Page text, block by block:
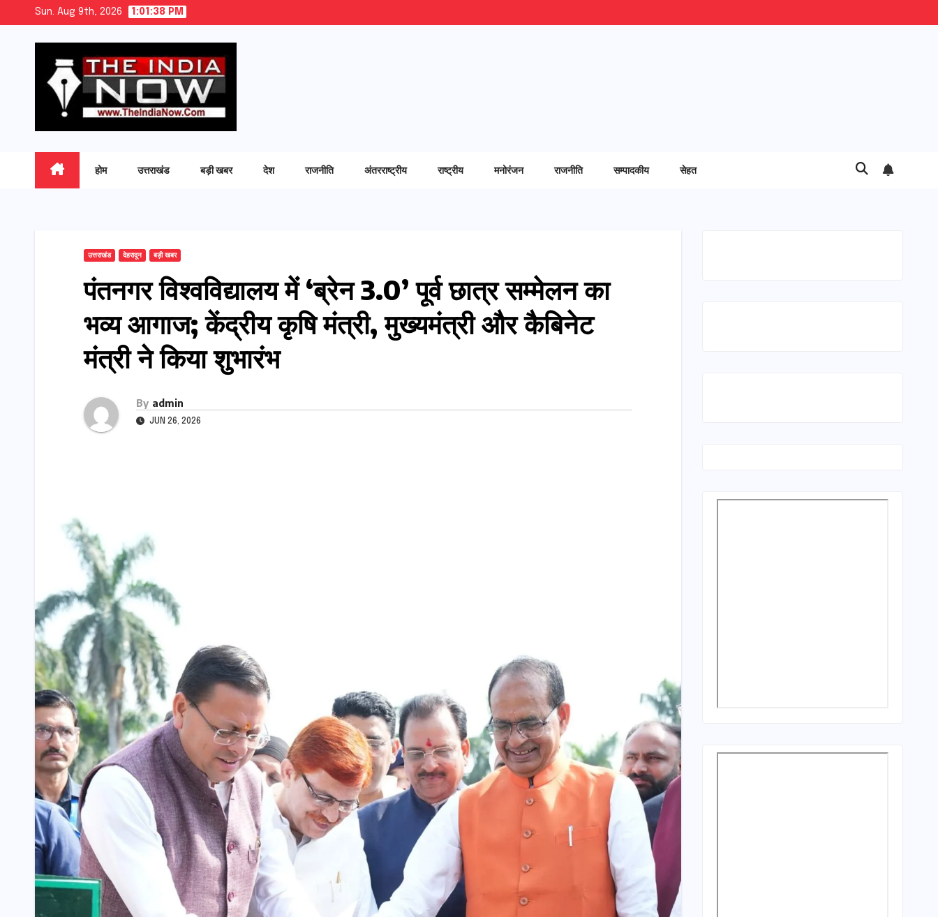
Sun. Aug 9th, 2026 1:01:39 PM
होम उत्तराखंड बड़ी खबर देश राजनीति अंतरराष्ट्रीय राष्ट्रीय मनोरंजन राजनीति सम्पादकीय सेहत
उत्तराखंड देहरादून बड़ी खबर
​पंतनगर विश्वविद्यालय में ‘ब्रेन 3.0’ पूर्व छात्र सम्मेलन का
भव्य आगाज; केंद्रीय कृषि मंत्री, मुख्यमंत्री और कैबिनेट
मंत्री ने किया शुभारंभ
By admin
JUN 26, 2026